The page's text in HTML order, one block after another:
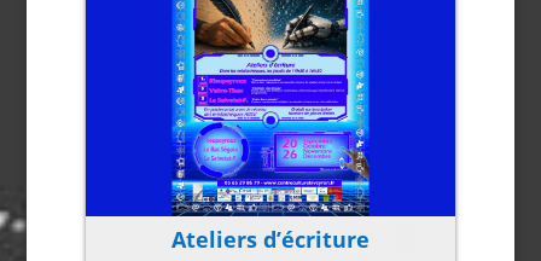
Ateliers d’écriture